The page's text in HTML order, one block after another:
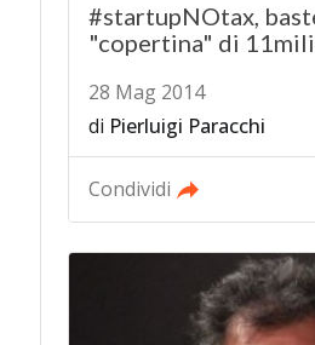
#startupNOtax,
"copertina" di
28 Mag 2014
di Pierluigi Paracchi
Condividi